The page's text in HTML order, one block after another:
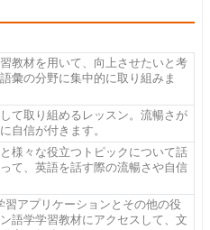
教材を用いて、向上させたいと考
彙の分野に集中的に取り組みま
て取り組めるレッスン。流暢さが
自信が付きます。
様々な役立つトピックについて話
て、英語を話す際の流暢さや自信
習アプリケーションとその他の役
語学学習教材にアクセスして、文